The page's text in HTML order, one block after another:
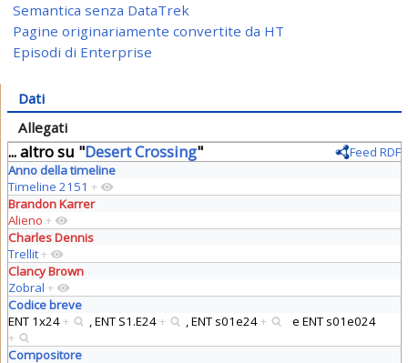
Semantica senza DataTrek
Pagine originariamente convertite da HT
Episodi di Enterprise
Dati
Allegati
... altro su "Desert Crossing"
Feed RDF
Anno della timeline
Timeline 2151 +
Brandon Karrer
Alieno +
Charles Dennis
Trellit+
Clancy Brown
Zobral +
Codice breve
ENT 1x24+ ,ENT S1.E24+ ,ENT s01e24+ e ENT s01e024
+
Compositore